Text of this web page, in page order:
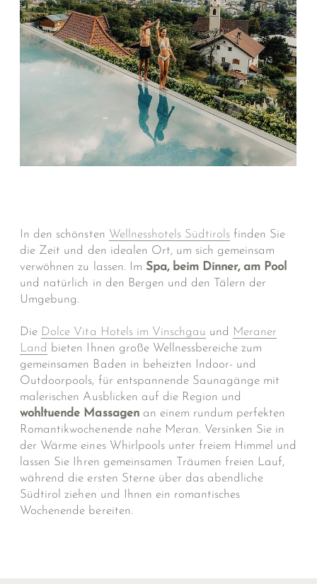
In den schönsten Wellnesshotels Südtirols finden Sie
die Zeit und den idealen Ort, um sich gemeinsam
verwöhnen zu lassen. Im Spa, beim Dinner, am Pool
und natürlich in den Bergen und den Tälern der
Umgebung.
Die Dolce Vita Hotels im Vinschgau und Meraner
Land bieten Ihnen große Wellnessbereiche zum
gemeinsamen Baden in beheizten Indoor- und
Outdoorpools, für entspannende Saunagänge mit
malerischen Ausblicken auf die Region und
wohltuende Massagen an einem rundum perfekten
Romantikwochenende nahe Meran. Versinken Sie in
der Wärme eines Whirlpools unter freiem Himmel und
lassen Sie Ihren gemeinsamen Träumen freien Lauf,
während die ersten Sterne über das abendliche
Südtirol ziehen und Ihnen ein romantisches
Wochenende bereiten.